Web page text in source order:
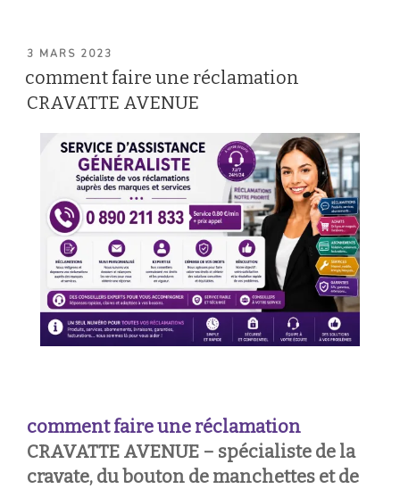
PUBLIÉ
3 MARS 2023
comment faire une réclamation
CRAVATTE AVENUE
comment faire une réclamation
CRAVATTE AVENUE – spécialiste de la
cravate, du bouton de manchettes et de